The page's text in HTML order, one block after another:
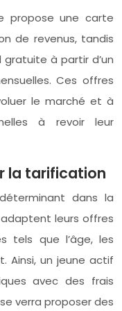
propose une carte
de revenus, tandis
à partir d’un
Ces offres
le marché et à
à revoir leur
la tarification
dans la
leurs offres
tels que l’âge, les
Ainsi, un jeune actif
avec des frais
verra proposer des